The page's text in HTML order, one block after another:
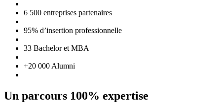
6 500 entreprises partenaires
95% d’insertion professionnelle
33 Bachelor et MBA
+20 000 Alumni
Un parcours 100% expertise